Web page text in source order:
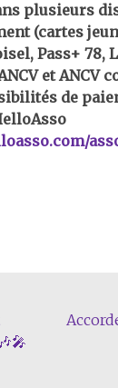
plusieurs
(cartes
Pass+ 78,
et ANCV
de